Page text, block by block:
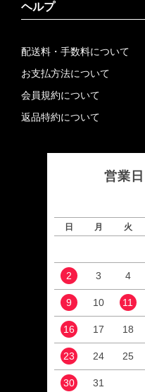
ヘルプ
配送料・手数料について
お支払方法について
会員規約について
返品特約について
営業
日 月 火
2 3 4
9 10 11
16 17 18
23 24 25
30 31